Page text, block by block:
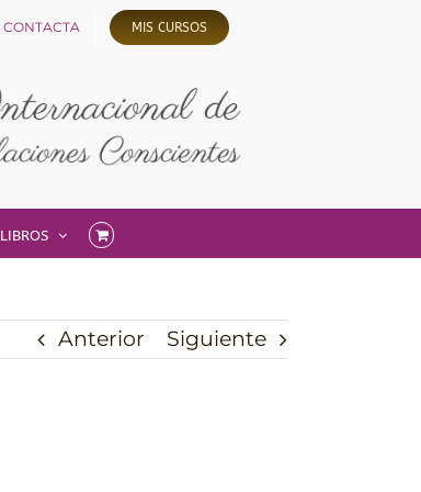
CONTACTA MIS CURSOS
LIBROS
Anterior Siguiente